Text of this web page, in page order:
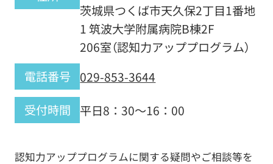
茨城県つくば市天久保2丁目1番地
1 筑波大学附属病院B棟2F
206室（認知力アッププログラム）
電話番号 029-853-3644
受付時間
平日8：30～16：00
認知力アッププログラムに関する疑問やご相談等を